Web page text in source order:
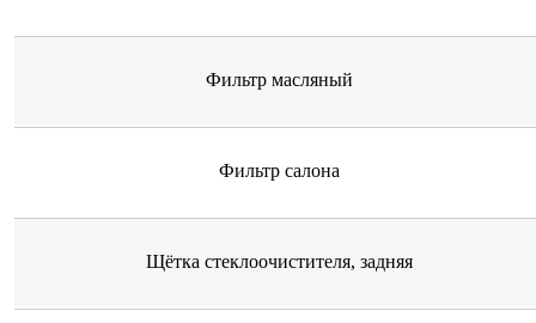
Фильтр масляный
Фильтр салона
Щётка стеклоочистителя, задняя